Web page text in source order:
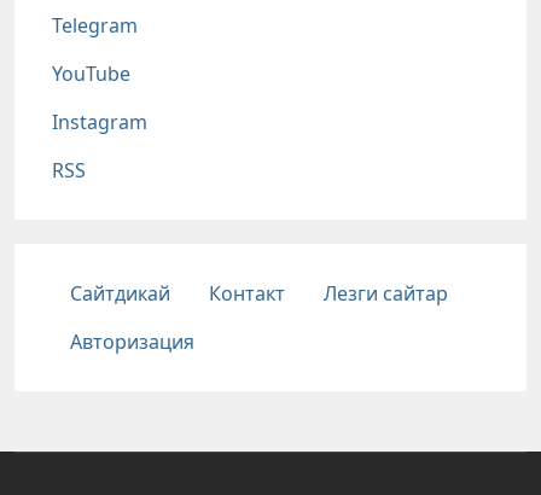
Telegram
YouTube
Instagram
RSS
Подвал
Сайтдикай Контакт
Лезги сайтар
Авторизация